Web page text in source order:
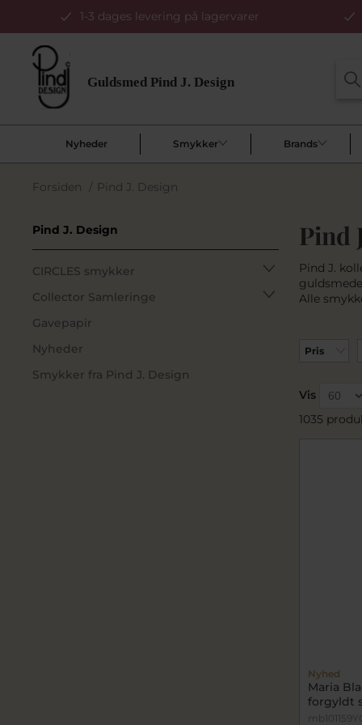
1-3 dages levering på lagervarer
Nyheder Smykker Brands
Forsiden / Pind J. Design
Pind J. Design
CIRCLES smykker
Collector Samleringe
Gavepapir
Nyheder
Smykker fra Pind J. Design
Pind
Pind J.
Alle
Pris
Vis
1035
Nyhed
Maria
forgyldt